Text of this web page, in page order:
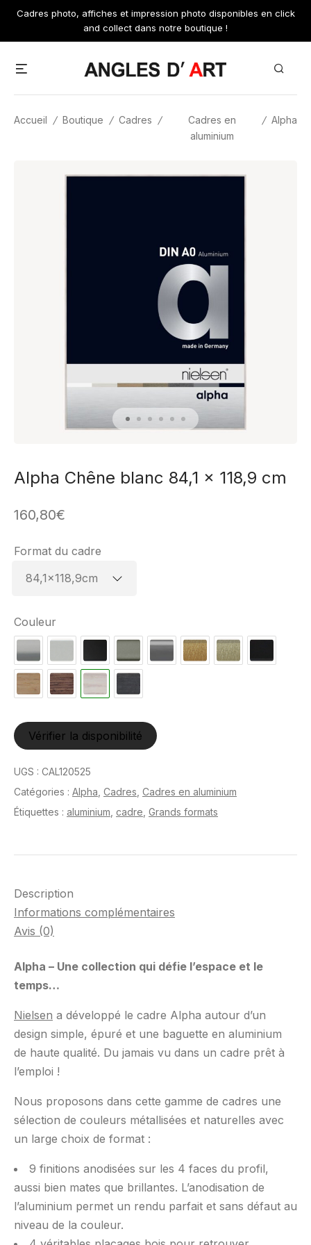
Skip
content
Cadres photo, affiches et impression photo disponibles en click
and collect dans notre boutique !
Accueil / Boutique / Cadres /
Cadres en
aluminium
/ Alpha
Alpha Chêne blanc 84,1 x 118,9 cm
160,80€
Format du cadre
Couleur
Vérifier la disponibilité
UGS : CAL120525
Catégories : Alpha Cadres Cadres en aluminium
Étiquettes : aluminium cadre Grands formats
Description
Informations complémentaires
Avis (0)
Alpha – Une collection qui défie l’espace et le
temps…
Nielsen a développé le cadre Alpha autour d’un
design simple, épuré et une baguette en aluminium
de haute qualité. Du jamais vu dans un cadre prêt à
l’emploi !
Nous proposons dans cette gamme de cadres une
sélection de couleurs métallisées et naturelles avec
un large choix de format :
9 finitions anodisées sur les 4 faces du profil,
aussi bien mates que brillantes. L’anodisation de
l’aluminium permet un rendu parfait et sans défaut au
niveau de la couleur.